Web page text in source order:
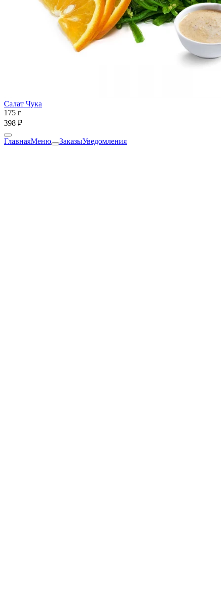
Салат Чука
175 г
398 ₽
ГлавнаяМеню ЗаказыУведомления